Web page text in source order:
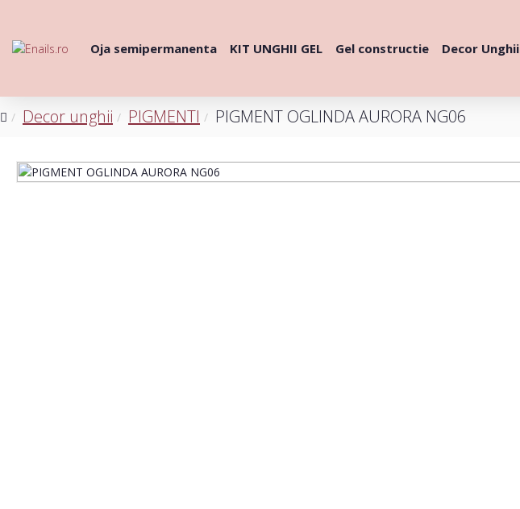
Oja semipermanenta KIT UNGHII GEL Gel constructie Decor Unghii
Decor unghii PIGMENTI PIGMENT OGLINDA AURORA NG06